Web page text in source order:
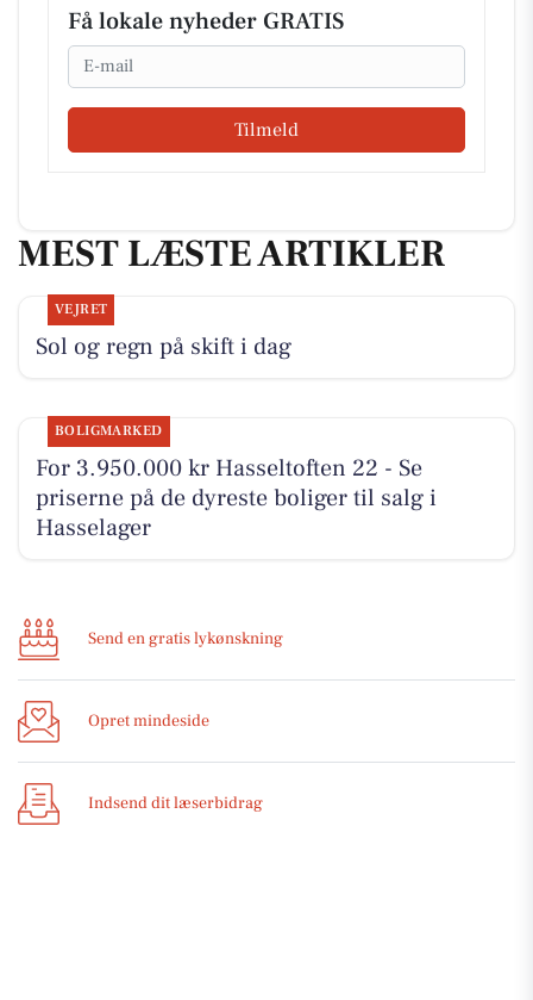
Få lokale nyheder GRATIS
Email
Tilmeld
MEST LÆSTE ARTIKLER
VEJRET
Sol og regn på skift i dag
BOLIGMARKED
For 3.950.000 kr Hasseltoften 22 - Se
priserne på de dyreste boliger til salg i
Hasselager
Send en gratis lykønskning
Opret mindeside
Indsend dit læserbidrag